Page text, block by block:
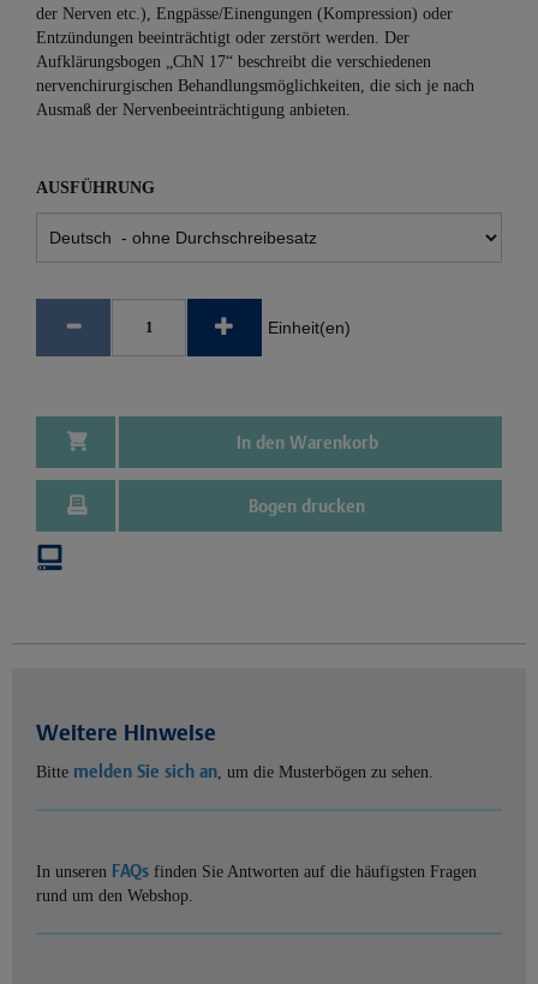
der Nerven etc.), Engpässe/Einengungen (Kompression) oder
Entzündungen beeinträchtigt oder zerstört werden. Der
Aufklärungsbogen „ChN 17“ beschreibt die verschiedenen
nervenchirurgischen Behandlungsmöglichkeiten, die sich je nach
Ausmaß der Nervenbeeinträchtigung anbieten.
AUSFÜHRUNG
Einheit(en)
In den Warenkorb
Bogen drucken
Weitere Hinweise
Bitte melden Sie sich an, um die Musterbögen zu sehen.
In unseren FAQs finden Sie Antworten auf die häufigsten Fragen
rund um den Webshop.